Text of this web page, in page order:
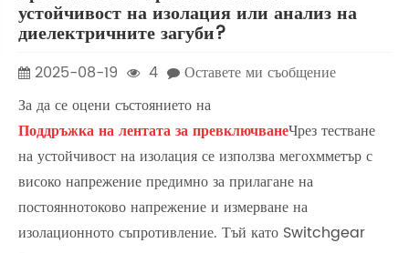
устойчивост на изолация или анализ на
диелектричните загуби?
2025-08-19 4
Оставете ми съобщение
За да се оцени състоянието на
Поддръжка на лентата за превключванеЧрез тестване
на устойчивост на изолация се използва мегохмметър с
високо напрежение предимно за прилагане на
постояннотоково напрежение и измерване на
изолационното съпротивление. Тъй като Switchgear